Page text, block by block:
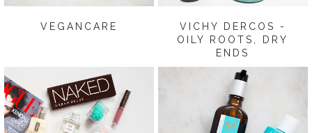
VEGANCARE
VICHY DERCOS -
OILY ROOTS, DRY
ENDS